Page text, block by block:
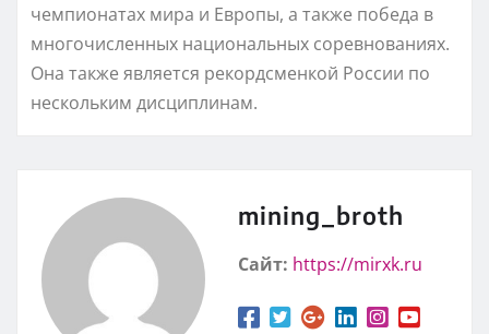
чемпионатах мира и Европы, а также победа в
многочисленных национальных соревнованиях.
Она также является рекордсменкой России по
нескольким дисциплинам.
mining_broth
Сайт: https://mirxk.ru